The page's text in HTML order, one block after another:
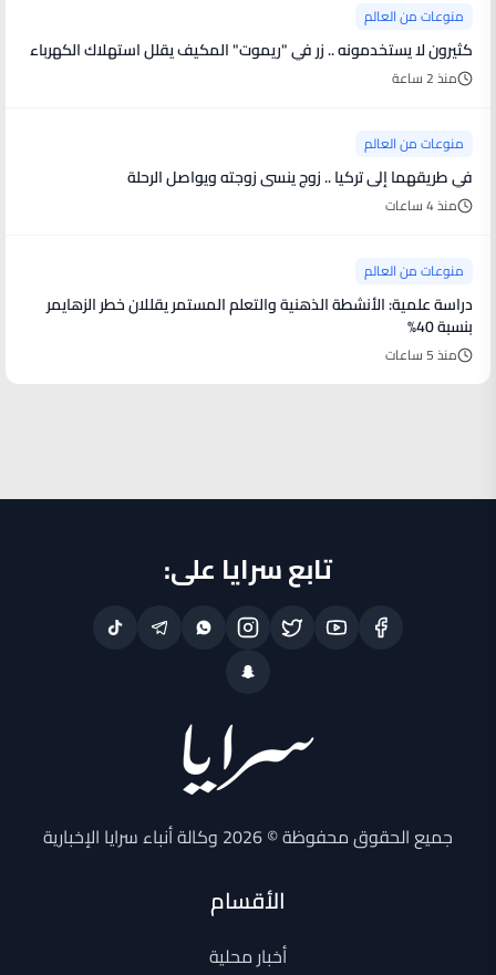
منوعات من العالم
كثيرون لا يستخدمونه .. زر في "ريموت" المكيف يقلل استهلاك الكهرباء
منذ 2 ساعة
منوعات من العالم
في طريقهما إلى تركيا .. زوج ينسى زوجته ويواصل الرحلة
منذ 4 ساعات
منوعات من العالم
دراسة علمية: الأنشطة الذهنية والتعلم المستمر يقللان خطر الزهايمر
بنسبة 40%
منذ 5 ساعات
تابع سرايا على:
جميع الحقوق محفوظة © 2026 وكالة أنباء سرايا الإخبارية
الأقسام
أخبار محلية